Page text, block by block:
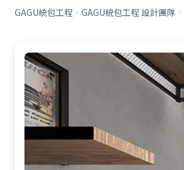
GAGU統包工程 · GAGU統包工程 設計團隊 ·